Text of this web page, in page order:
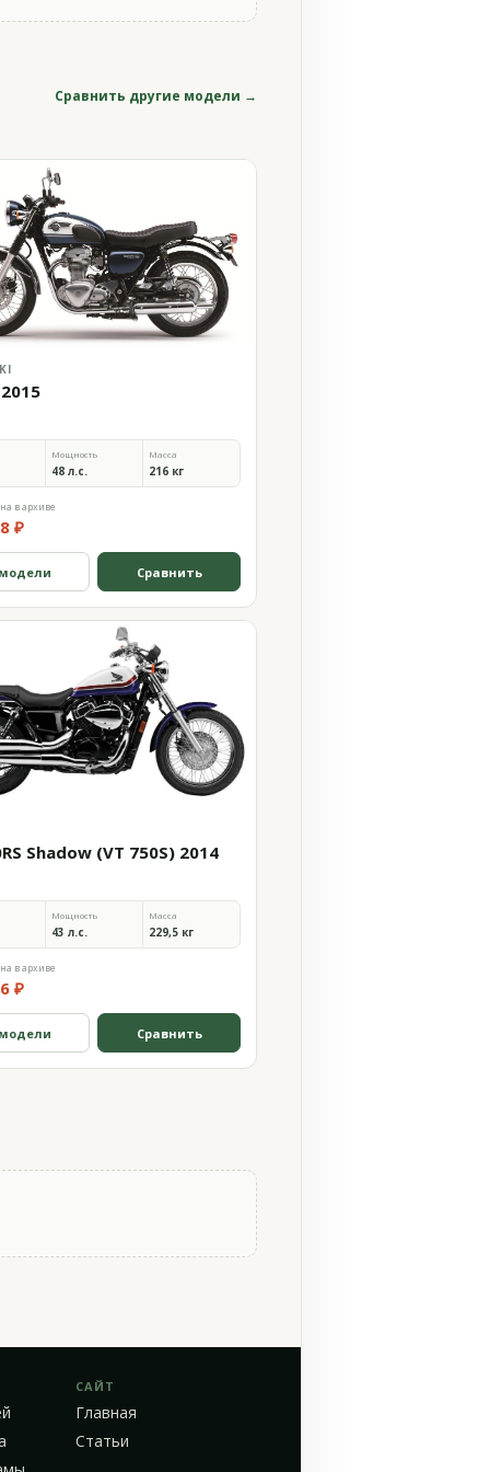
Сравнить другие модели →
Мощность
48 л.с.
Масса
216 кг
в архиве
₽
Сравнить
Shadow (VT 750S) 2014
Мощность
43 л.с.
Масса
229,5 кг
в архиве
₽
Сравнить
САЙТ
Главная
Статьи